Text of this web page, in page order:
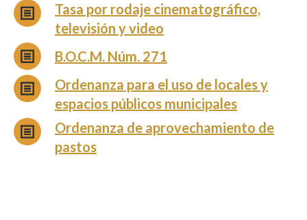
Tasa por rodaje cinematográfico,
televisión y video
B.O.C.M. Núm. 271
Ordenanza para el uso de locales y
espacios públicos municipales
Ordenanza de aprovechamiento de
pastos